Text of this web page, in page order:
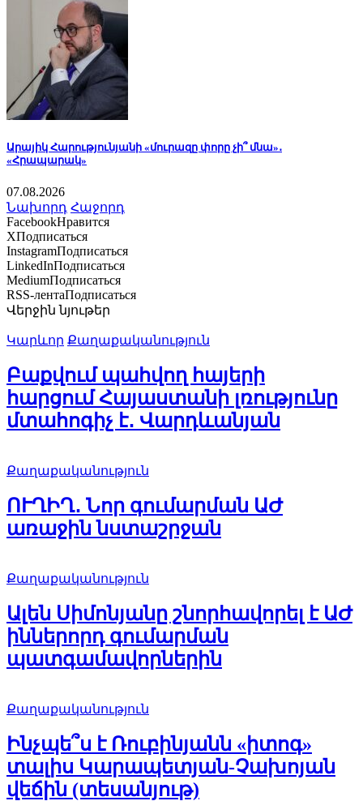
Արայիկ Հարությունյանի «մուրազը փորը չի՞ մնա»․
«Հրապարակ»
07.08.2026
Նախորդ Հաջորդ
FacebookНравится
XПодписаться
InstagramПодписаться
LinkedInПодписаться
MediumПодписаться
RSS-лентаПодписаться
Վերջին նյութեր
Կարևոր Քաղաքականություն
Բաքվում պահվող հայերի
հարցում Հայաստանի լռությունը
մտահոգիչ է․ Վարդևանյան
Քաղաքականություն
ՈՒՂԻՂ․ Նոր գումարման ԱԺ
առաջին նստաշրջան
Քաղաքականություն
Ալեն Սիմոնյանը շնորհավորել է ԱԺ
իններորդ գումարման
պատգամավորներին
Քաղաքականություն
Ինչպե՞ս է Ռուբինյանն «իտոգ»
տալիս Կարապետյան-Չախոյան
վեճին (տեսանյութ)